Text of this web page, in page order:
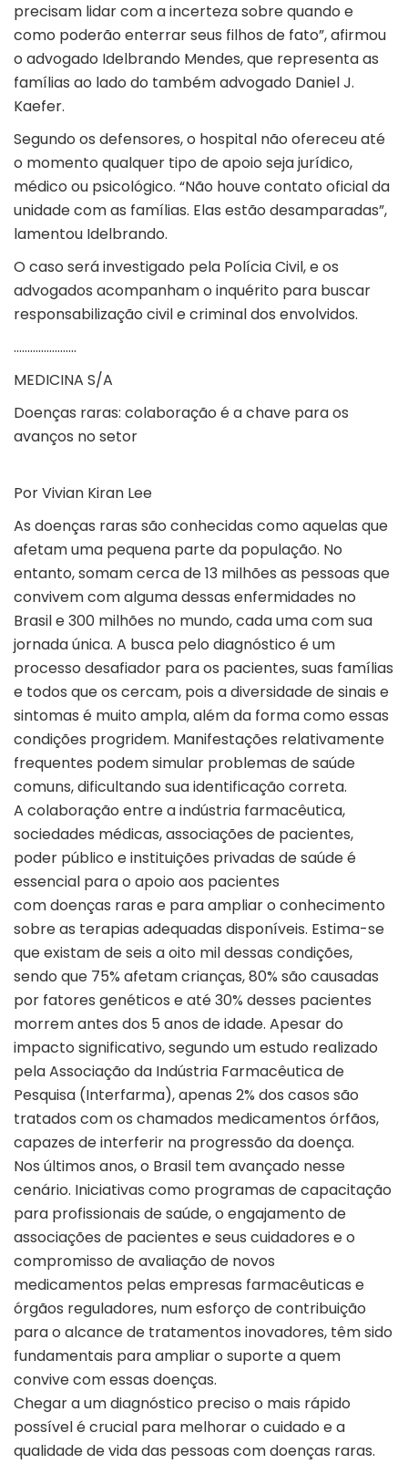
precisam lidar com a incerteza sobre quando e
como poderão enterrar seus filhos de fato”, afirmou
o advogado Idelbrando Mendes, que representa as
famílias ao lado do também advogado Daniel J.
Kaefer.
Segundo os defensores, o hospital não ofereceu até
o momento qualquer tipo de apoio seja jurídico,
médico ou psicológico. “Não houve contato oficial da
unidade com as famílias. Elas estão desamparadas”,
lamentou Idelbrando.
O caso será investigado pela Polícia Civil, e os
advogados acompanham o inquérito para buscar
responsabilização civil e criminal dos envolvidos.
…………………..
MEDICINA S/A
Doenças raras: colaboração é a chave para os
avanços no setor
Por Vivian Kiran Lee
As doenças raras são conhecidas como aquelas que
afetam uma pequena parte da população. No
entanto, somam cerca de 13 milhões as pessoas que
convivem com alguma dessas enfermidades no
Brasil e 300 milhões no mundo, cada uma com sua
jornada única. A busca pelo diagnóstico é um
processo desafiador para os pacientes, suas famílias
e todos que os cercam, pois a diversidade de sinais e
sintomas é muito ampla, além da forma como essas
condições progridem. Manifestações relativamente
frequentes podem simular problemas de saúde
comuns, dificultando sua identificação correta.
A colaboração entre a indústria farmacêutica,
sociedades médicas, associações de pacientes,
poder público e instituições privadas de saúde é
essencial para o apoio aos pacientes
com doenças raras e para ampliar o conhecimento
sobre as terapias adequadas disponíveis. Estima-se
que existam de seis a oito mil dessas condições,
sendo que 75% afetam crianças, 80% são causadas
por fatores genéticos e até 30% desses pacientes
morrem antes dos 5 anos de idade. Apesar do
impacto significativo, segundo um estudo realizado
pela Associação da Indústria Farmacêutica de
Pesquisa (Interfarma), apenas 2% dos casos são
tratados com os chamados medicamentos órfãos,
capazes de interferir na progressão da doença.
Nos últimos anos, o Brasil tem avançado nesse
cenário. Iniciativas como programas de capacitação
para profissionais de saúde, o engajamento de
associações de pacientes e seus cuidadores e o
compromisso de avaliação de novos
medicamentos pelas empresas farmacêuticas e
órgãos reguladores, num esforço de contribuição
para o alcance de tratamentos inovadores, têm sido
fundamentais para ampliar o suporte a quem
convive com essas doenças.
Chegar a um diagnóstico preciso o mais rápido
possível é crucial para melhorar o cuidado e a
qualidade de vida das pessoas com doenças raras.